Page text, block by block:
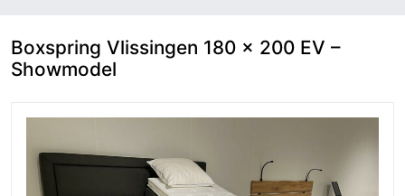
Boxspring Vlissingen 180 x 200 EV –
Showmodel